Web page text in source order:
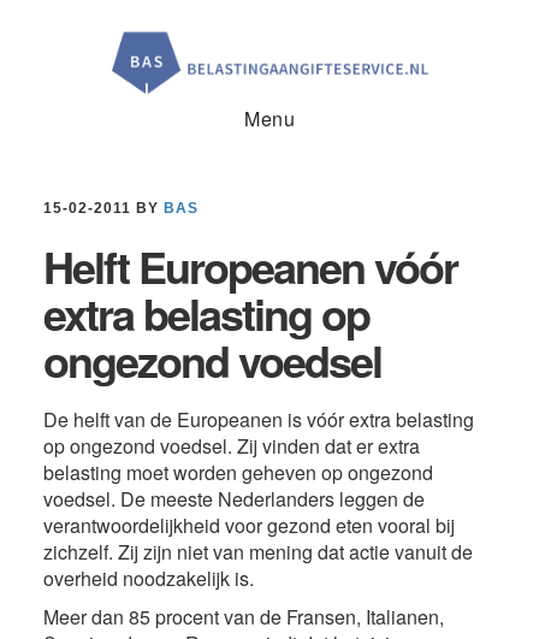
Menu
15-02-2011 BY BAS
Helft Europeanen vóór
extra belasting op
ongezond voedsel
De helft van de Europeanen is vóór extra belasting
op ongezond voedsel. Zij vinden dat er extra
belasting moet worden geheven op ongezond
voedsel. De meeste Nederlanders leggen de
verantwoordelijkheid voor gezond eten vooral bij
zichzelf. Zij zijn niet van mening dat actie vanuit de
overheid noodzakelijk is.
Meer dan 85 procent van de Fransen, Italianen,